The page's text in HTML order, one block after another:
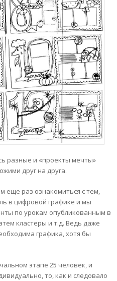
разные и «проекты мечты»
друг на друга.
еще раз ознакомиться с тем,
в цифровой графике и мы
по урокам опубликованным в
кластеры и т.д. Ведь даже
графика, хотя бы
этапе 25 человек, и
то, как и следовало